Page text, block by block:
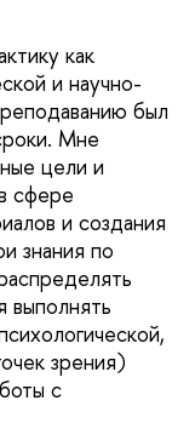
как
и научно-
был
Мне
цели и
сфере
и создания
знания по
выполнять
зрения)
с